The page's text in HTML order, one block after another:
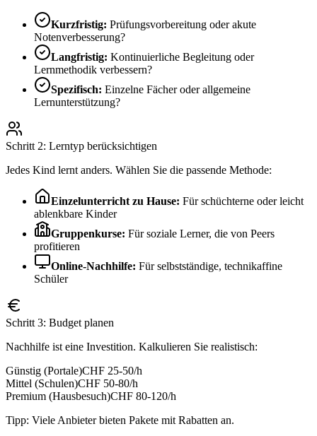
Kurzfristig: Prüfungsvorbereitung oder akute
Notenverbesserung?
Langfristig: Kontinuierliche Begleitung oder
Lernmethodik verbessern?
Spezifisch: Einzelne Fächer oder allgemeine
Lernunterstützung?
Schritt 2: Lerntyp berücksichtigen
Jedes Kind lernt anders. Wählen Sie die passende Methode:
Einzelunterricht zu Hause: Für schüchterne oder leicht
ablenkbare Kinder
Gruppenkurse: Für soziale Lerner, die von Peers
profitieren
Online-Nachhilfe: Für selbstständige, technikaffine
Schüler
Schritt 3: Budget planen
Nachhilfe ist eine Investition. Kalkulieren Sie realistisch:
Günstig (Portale)CHF 25-50/h
Mittel (Schulen)CHF 50-80/h
Premium (Hausbesuch)CHF 80-120/h
Tipp: Viele Anbieter bieten Pakete mit Rabatten an.